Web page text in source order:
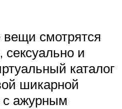
смотрятся
и
каталог
шикарной
с ажурным